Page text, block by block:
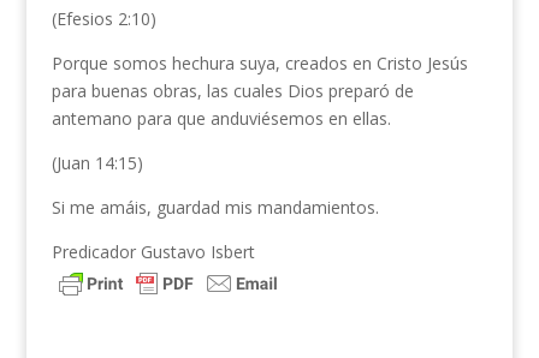
(Efesios 2:10)
Porque somos hechura suya, creados en Cristo Jesús
para buenas obras, las cuales Dios preparó de
antemano para que anduviésemos en ellas.
(Juan 14:15)
Si me amáis, guardad mis mandamientos.
Predicador Gustavo Isbert